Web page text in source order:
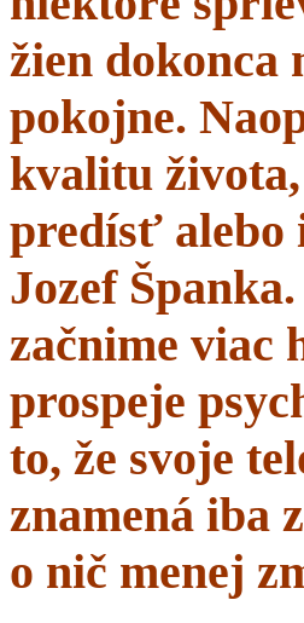
žien
pokojne.
kvalitu
predísť alebo
Jozef
začnime viac
prospeje
to, že svoje
znamená iba
o nič menej